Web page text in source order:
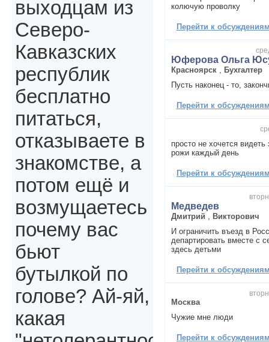
колючую проволку
Перейти к
Юферова Ольга
Красноярск
Бухгалтер
Пусть наконец - то,
Перейти к
просто не хочется
рожи каждый день
Перейти к
Медведев
Дмитрий
Викторович
И ограничить въезд в
департировать вместе с
здесь детьми
Перейти к
Москва
Чужие мне люди
Перейти к
выходцам из
Северо-
Кавказских
республик
бесплатно
питаться,
отказываете в
знакомстве, а
потом ещё и
возмущаетесь
почему вас
бьют
бутылкой по
голове? Ай-яй,
какая